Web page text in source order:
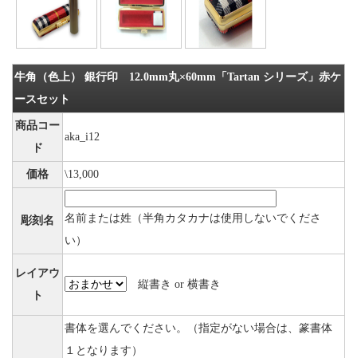
牛角（色上） 銀行印 12.0mm丸×60mm「Tartan シリーズ」赤ケ
ースセット
商品コー
ド
aka_i12
価格 \13,000
彫刻名
名前または姓（半角カタカナは使用しないでくださ
い）
レイアウ
ト
縦書き or 横書き
書体を選んでください。（指定がない場合は、篆書体
１となります）